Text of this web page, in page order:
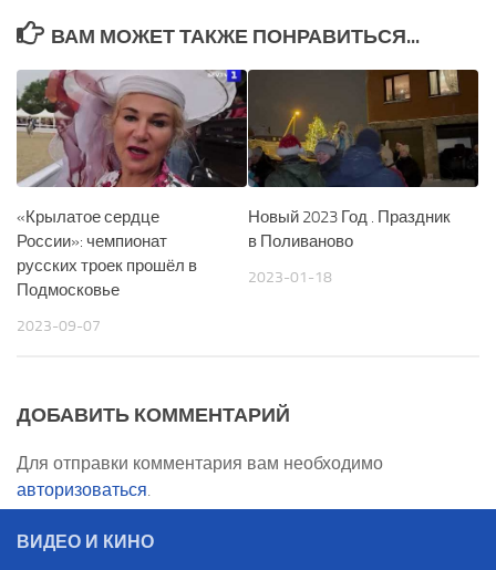
ВАМ МОЖЕТ ТАКЖЕ ПОНРАВИТЬСЯ...
«Крылатое сердце
России»: чемпионат
русских троек прошёл в
Подмосковье
2023-09-07
Новый 2023 Год . Праздник
в Поливаново
2023-01-18
ДОБАВИТЬ КОММЕНТАРИЙ
Для отправки комментария вам необходимо
авторизоваться.
ВИДЕО И КИНО